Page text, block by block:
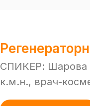
СПИКЕР: Шарова
к.м.н., врач-